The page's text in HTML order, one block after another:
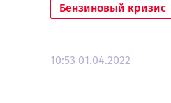
Бензиновый кризис
10:53 01.04.2022